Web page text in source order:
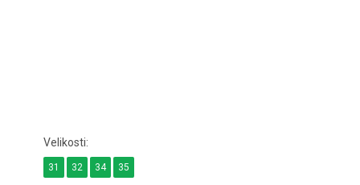
31 32 34 35